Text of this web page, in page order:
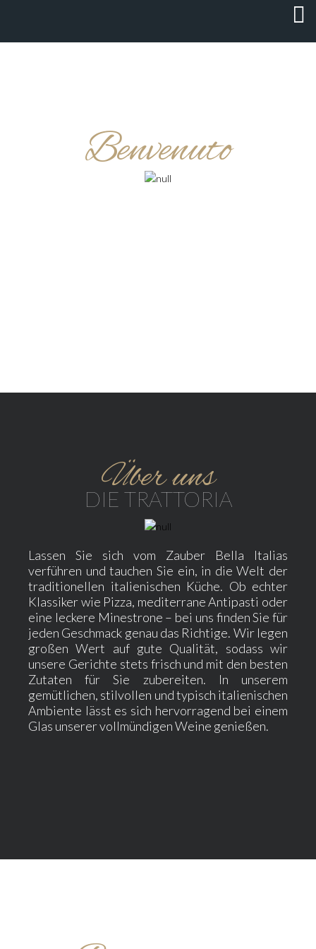
Benvenuto
Über uns
DIE TRATTORIA
Lassen Sie sich vom Zauber Bella Italias
verführen und tauchen Sie ein, in die Welt der
traditionellen italienischen Küche. Ob echter
Klassiker wie Pizza, mediterrane Antipasti oder
eine leckere Minestrone – bei uns finden Sie für
jeden Geschmack genau das Richtige. Wir legen
großen Wert auf gute Qualität, sodass wir
unsere Gerichte stets frisch und mit den besten
Zutaten für Sie zubereiten. In unserem
gemütlichen, stilvollen und typisch italienischen
Ambiente lässt es sich hervorragend bei einem
Glas unserer vollmündigen Weine genießen.